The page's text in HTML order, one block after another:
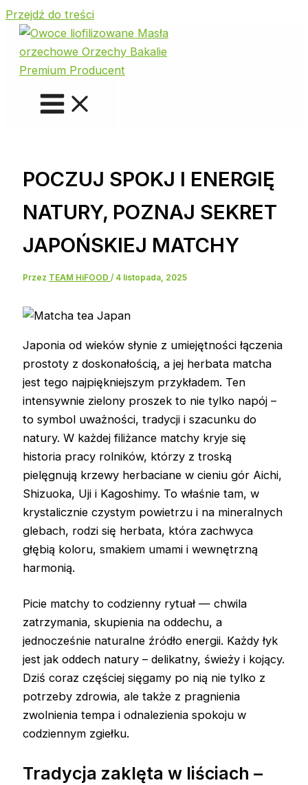
Przejdź do treści
POCZUJ SPOKJ I ENERGIĘ
NATURY, POZNAJ SEKRET
JAPOŃSKIEJ MATCHY
Przez TEAM HiFOOD/ 4 listopada, 2025
Japonia od wieków słynie z umiejętności łączenia
prostoty z doskonałością, a jej herbata matcha
jest tego najpiękniejszym przykładem. Ten
intensywnie zielony proszek to nie tylko napój –
to symbol uważności, tradycji i szacunku do
natury. W każdej filiżance matchy kryje się
historia pracy rolników, którzy z troską
pielęgnują krzewy herbaciane w cieniu gór Aichi,
Shizuoka, Uji i Kagoshimy. To właśnie tam, w
krystalicznie czystym powietrzu i na mineralnych
glebach, rodzi się herbata, która zachwyca
głębią koloru, smakiem umami i wewnętrzną
harmonią.
Picie matchy to codzienny rytuał — chwila
zatrzymania, skupienia na oddechu, a
jednocześnie naturalne źródło energii. Każdy łyk
jest jak oddech natury – delikatny, świeży i kojący.
Dziś coraz częściej sięgamy po nią nie tylko z
potrzeby zdrowia, ale także z pragnienia
zwolnienia tempa i odnalezienia spokoju w
codziennym zgiełku.
Tradycja zaklęta w liściach –